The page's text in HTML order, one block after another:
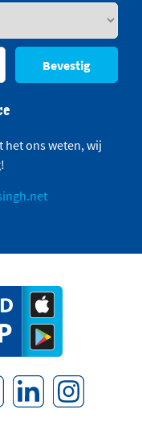
Bevestig
het ons weten, wij